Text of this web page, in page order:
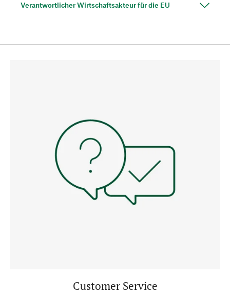
Verantwortlicher Wirtschaftsakteur für die EU
Customer Service